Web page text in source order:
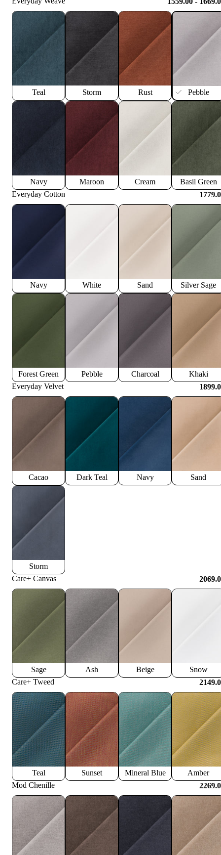
Teal Storm Rust Pebble
Navy Maroon Cream
Basil Green
Everyday Cotton
Navy White Sand Silver Sage
Forest Green Pebble Charcoal
Khaki
Everyday Velvet
Cacao Dark Teal Navy Sand
Storm
Care+ Canvas
Sage Ash Beige
Snow
Care+ Tweed
Teal Sunset Mineral Blue
Amber
Mod Chenille